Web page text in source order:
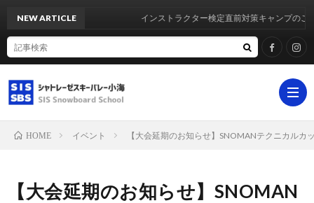
NEW ARTICLE インストラクター検定直前対策キャンプのご案内
HOME イベント 【大会延期のお知らせ】SNOMANテクニカル
【大会延期のお知らせ】SNOMAN